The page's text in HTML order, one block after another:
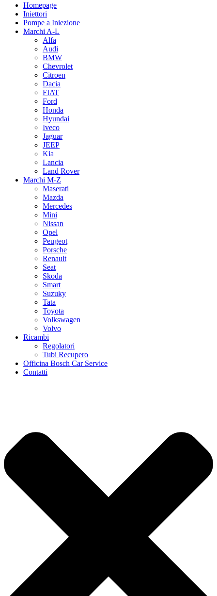
Homepage
Iniettori
Pompe a Iniezione
Marchi A-L
Alfa
Audi
BMW
Chevrolet
Citroen
Dacia
FIAT
Ford
Honda
Hyundai
Iveco
Jaguar
JEEP
Kia
Lancia
Land Rover
Marchi M-Z
Maserati
Mazda
Mercedes
Mini
Nissan
Opel
Peugeot
Porsche
Renault
Seat
Skoda
Smart
Suzuky
Tata
Toyota
Volkswagen
Volvo
Ricambi
Regolatori
Tubi Recupero
Officina Bosch Car Service
Contatti